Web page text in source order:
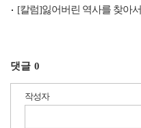
[칼럼]잃어버린 역사를 찾아서
댓글 0
작성자